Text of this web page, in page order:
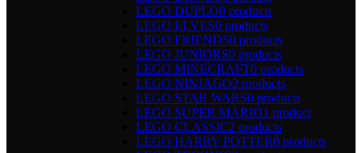
LEGO DUPLO0 products
LEGO ELVES0 products
LEGO FRIENDS0 products
LEGO JUNIORS0 products
LEGO MINECRAFT0 products
LEGO NINJAGO2 products
LEGO STAR WARS0 products
LEGO SUPER MARIO1 product
LEGO CLASSIC2 products
LEGO HARRY POTTER0 products